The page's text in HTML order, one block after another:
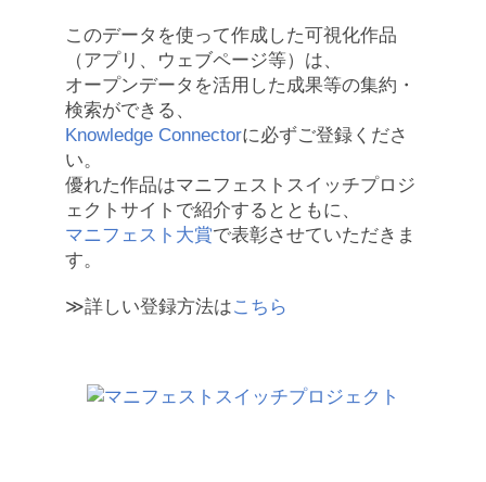
このデータを使って作成した可視化作品
（アプリ、ウェブページ等）は、
オープンデータを活用した成果等の集約・
検索ができる、
Knowledge Connectorに必ずご登録くださ
い。
優れた作品はマニフェストスイッチプロジ
ェクトサイトで紹介するとともに、
マニフェスト大賞で表彰させていただきま
す。
≫詳しい登録方法はこちら